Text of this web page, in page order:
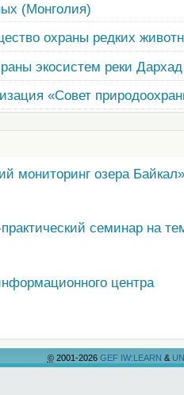
(Монголия)
охраны редких
экосистем реки
«Совет
мониторинг озера
семинар на
центра
©2001-2026 GEF IW:LEARN &